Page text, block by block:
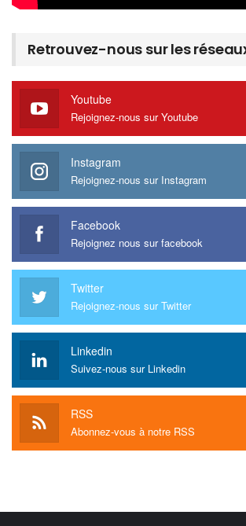
Retrouvez-nous sur les
Youtube
Rejoignez-nous sur Youtube
Instagram
Rejoignez-nous sur Instagram
Facebook
Rejoignez nous sur facebook
Twitter
Rejoignez-nous sur Twitter
Linkedin
Suivez-nous sur Linkedin
RSS
Abonnez-vous à notre RSS